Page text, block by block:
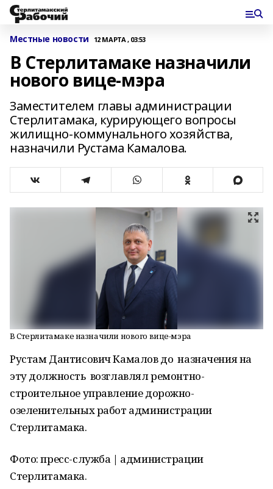
Местные новости 12 МАРТА , 03:53
В Стерлитамаке назначили
нового вице-мэра
Заместителем главы администрации
Стерлитамака, курирующего вопросы
жилищно-коммунального хозяйства,
назначили Рустама Камалова.
В Стерлитамаке назначили нового вице-мэра
Рустам Дантисович Камалов до назначения на
эту должность возглавлял ремонтно-
строительное управление дорожно-
озеленительных работ администрации
Стерлитамака.
Фото: пресс-служба | администрации
Стерлитамака.